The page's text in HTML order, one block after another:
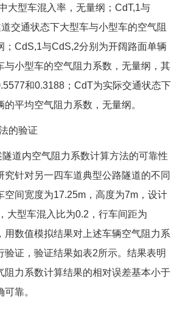
大型车混入率，无量纲；CdT,1与
交通状态下大型车与小型车的空气阻
；CdS,1与CdS,2分别为开阔路面单辆
与小型车的空气阻力系数，无量纲，其
和0.3188；CdT为实际交通状态下
的平均空气阻力系数，无量纲。
的验证
道内空气阻力系数计算方法的可靠性
究针对另一四车道典型公路隧道的不同
空间宽度为17.25m，高度为7m，设计
大型车混入比为0.2，行车间距为
用数值模拟结果对上述车辆空气阻力系
验证，验证结果如表2所示。结果表明
阻力系数计算结果的相对误差基本小于
靠。